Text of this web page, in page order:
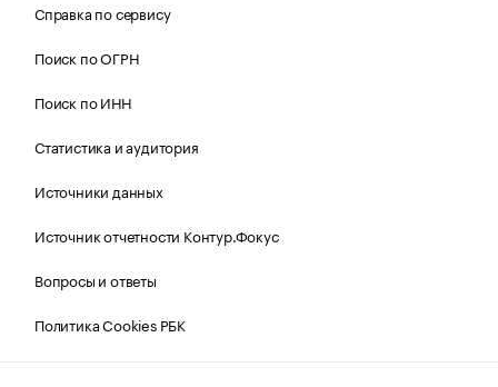
Справка по сервису
Поиск по ОГРН
Поиск по ИНН
Статистика и аудитория
Источники данных
Источник отчетности Контур.Фокус
Вопросы и ответы
Политика Cookies РБК